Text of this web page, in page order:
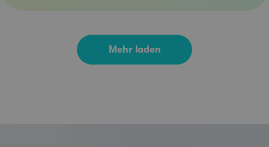
Mehr laden